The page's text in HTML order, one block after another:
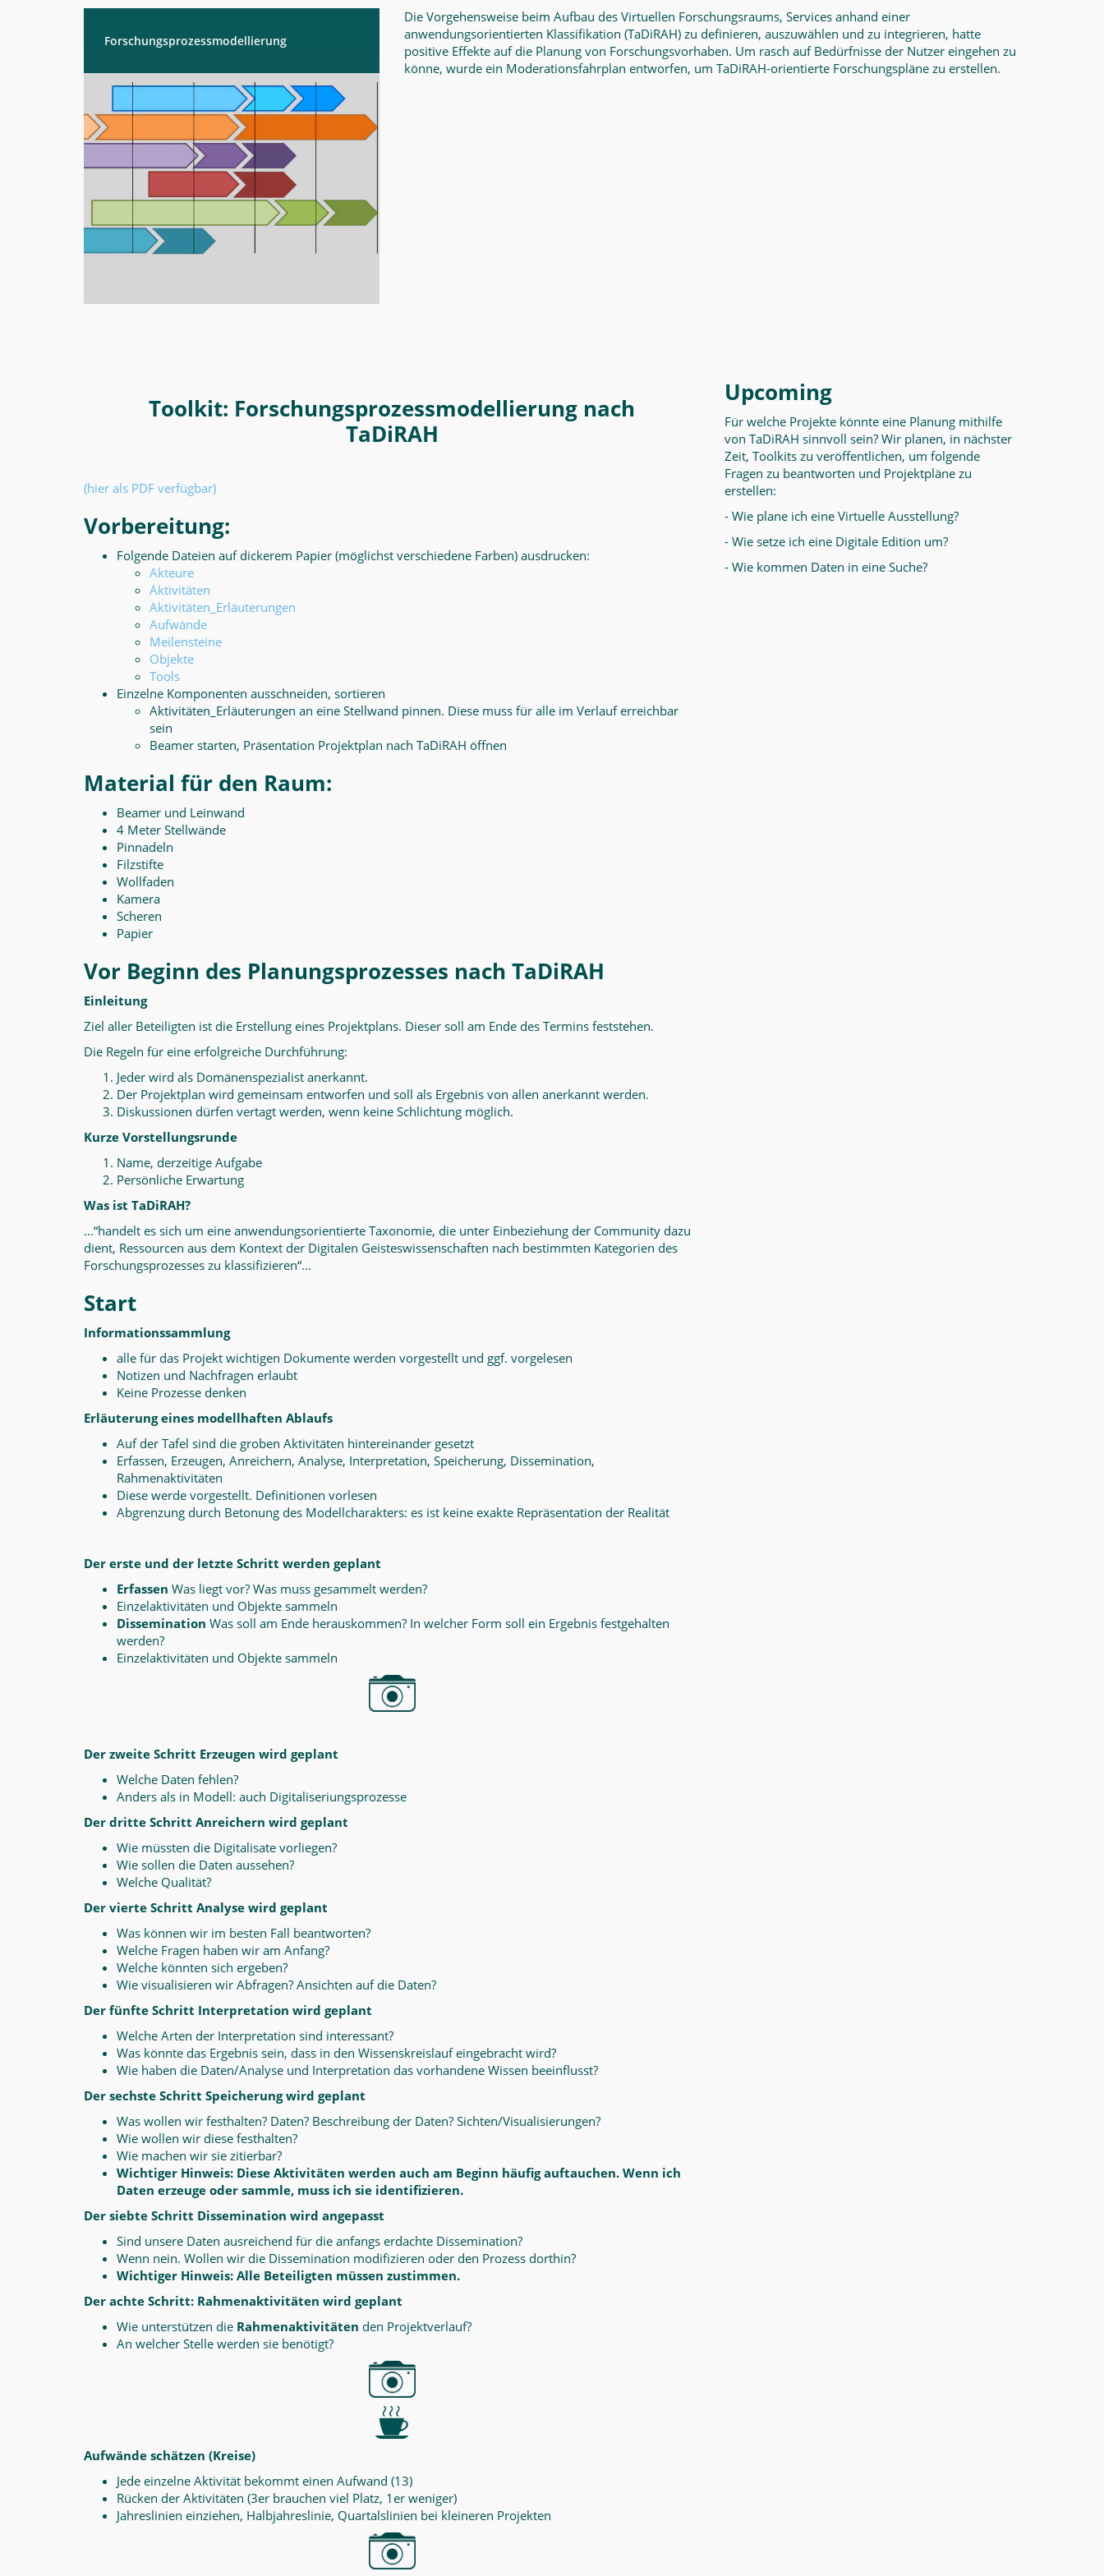
Digitales
Labor
Forschungsprozessmodellierung
Die Vorgehensweise beim Aufbau des Virtuellen Forschungsraums, Services anhand einer
anwendungsorientierten Klassifikation (TaDiRAH) zu definieren, auszuwählen und zu integrieren, hatte
positive Effekte auf die Planung von Forschungsvorhaben. Um rasch auf Bedürfnisse der Nutzer eingehen zu
könne, wurde ein Moderationsfahrplan entworfen, um TaDiRAH-orientierte Forschungspläne zu erstellen.
Toolkit: Forschungsprozessmodellierung nach
TaDiRAH
(hier als PDF verfügbar)
Vorbereitung:
Folgende Dateien auf dickerem Papier (möglichst verschiedene Farben) ausdrucken:
Akteure
Aktivitäten
Aktivitäten_Erläuterungen
Aufwände
Meilensteine
Objekte
Tools
Einzelne Komponenten ausschneiden, sortieren
Aktivitäten_Erläuterungen an eine Stellwand pinnen. Diese muss für alle im Verlauf erreichbar
sein
Beamer starten, Präsentation Projektplan nach TaDiRAH öffnen
Material für den Raum:
Beamer und Leinwand
4 Meter Stellwände
Pinnadeln
Filzstifte
Wollfaden
Kamera
Scheren
Papier
Vor Beginn des Planungsprozesses nach TaDiRAH
Einleitung
Ziel aller Beteiligten ist die Erstellung eines Projektplans. Dieser soll am Ende des Termins feststehen.
Die Regeln für eine erfolgreiche Durchführung:
Jeder wird als Domänenspezialist anerkannt.
Der Projektplan wird gemeinsam entworfen und soll als Ergebnis von allen anerkannt werden.
Diskussionen dürfen vertagt werden, wenn keine Schlichtung möglich.
Kurze Vorstellungsrunde
Name, derzeitige Aufgabe
Persönliche Erwartung
Was ist TaDiRAH?
…“handelt es sich um eine anwendungsorientierte Taxonomie, die unter Einbeziehung der Community dazu
dient, Ressourcen aus dem Kontext der Digitalen Geisteswissenschaften nach bestimmten Kategorien des
Forschungsprozesses zu klassifizieren“…
Start
Informationssammlung
alle für das Projekt wichtigen Dokumente werden vorgestellt und ggf. vorgelesen
Notizen und Nachfragen erlaubt
Keine Prozesse denken
Erläuterung eines modellhaften Ablaufs
Auf der Tafel sind die groben Aktivitäten hintereinander gesetzt
Erfassen, Erzeugen, Anreichern, Analyse, Interpretation, Speicherung, Dissemination,
Rahmenaktivitäten
Diese werde vorgestellt. Definitionen vorlesen
Abgrenzung durch Betonung des Modellcharakters: es ist keine exakte Repräsentation der Realität
Der erste und der letzte Schritt werden geplant
Erfassen Was liegt vor? Was muss gesammelt werden?
Einzelaktivitäten und Objekte sammeln
Dissemination Was soll am Ende herauskommen? In welcher Form soll ein Ergebnis festgehalten
werden?
Einzelaktivitäten und Objekte sammeln
Der zweite Schritt Erzeugen wird geplant
Welche Daten fehlen?
Anders als in Modell: auch Digitaliseriungsprozesse
Der dritte Schritt Anreichern wird geplant
Wie müssten die Digitalisate vorliegen?
Wie sollen die Daten aussehen?
Welche Qualität?
Der vierte Schritt Analyse wird geplant
Was können wir im besten Fall beantworten?
Welche Fragen haben wir am Anfang?
Welche könnten sich ergeben?
Wie visualisieren wir Abfragen? Ansichten auf die Daten?
Der fünfte Schritt Interpretation wird geplant
Welche Arten der Interpretation sind interessant?
Was könnte das Ergebnis sein, dass in den Wissenskreislauf eingebracht wird?
Wie haben die Daten/Analyse und Interpretation das vorhandene Wissen beeinflusst?
Der sechste Schritt Speicherung wird geplant
Was wollen wir festhalten? Daten? Beschreibung der Daten? Sichten/Visualisierungen?
Wie wollen wir diese festhalten?
Wie machen wir sie zitierbar?
Wichtiger Hinweis: Diese Aktivitäten werden auch am Beginn häufig auftauchen. Wenn ich
Daten erzeuge oder sammle, muss ich sie identifizieren.
Der siebte Schritt Dissemination wird angepasst
Sind unsere Daten ausreichend für die anfangs erdachte Dissemination?
Wenn nein. Wollen wir die Dissemination modifizieren oder den Prozess dorthin?
Wichtiger Hinweis: Alle Beteiligten müssen zustimmen.
Der achte Schritt: Rahmenaktivitäten wird geplant
Wie unterstützen die Rahmenaktivitäten den Projektverlauf?
An welcher Stelle werden sie benötigt?
Aufwände schätzen (Kreise)
Jede einzelne Aktivität bekommt einen Aufwand (13)
Rücken der Aktivitäten (3er brauchen viel Platz, 1er weniger)
Jahreslinien einziehen, Halbjahreslinie, Quartalslinien bei kleineren Projekten
Upcoming
Für welche Projekte könnte eine Planung mithilfe
von TaDiRAH sinnvoll sein? Wir planen, in nächster
Zeit, Toolkits zu veröffentlichen, um folgende
Fragen zu beantworten und Projektpläne zu
erstellen:
- Wie plane ich eine Virtuelle Ausstellung?
- Wie setze ich eine Digitale Edition um?
- Wie kommen Daten in eine Suche?